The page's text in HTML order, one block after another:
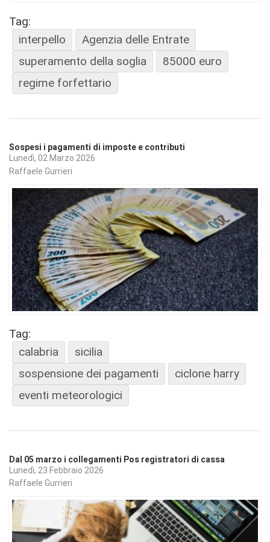
Tag:
interpello
Agenzia delle Entrate
superamento della soglia
85000 euro
regime forfettario
Sospesi i pagamenti di imposte e contributi
Lunedì, 02 Marzo 2026
Raffaele Gurrieri
Tag:
calabria
sicilia
sospensione dei pagamenti
ciclone harry
eventi meteorologici
Dal 05 marzo i collegamenti Pos registratori di cassa
Lunedì, 23 Febbraio 2026
Raffaele Gurrieri